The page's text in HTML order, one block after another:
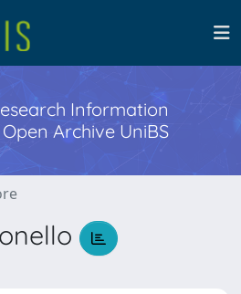
Information
Open Archive UniBS